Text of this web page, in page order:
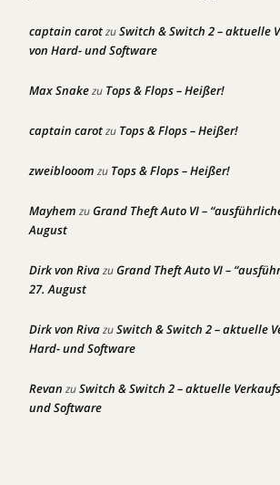
captain carotzuSwitch & Switch 2 – aktuelle
von Hard- und Software
Max Snakezu Tops & Flops – Heißer!
captain carotzu Tops & Flops – Heißer!
zweiblooom zu Tops & Flops – Heißer!
Mayhem zuGrand Theft Auto VI –
August
Dirk von RivazuGrand Theft Auto VI –
27. August
Dirk von RivazuSwitch & Switch 2 – aktuelle
Hard- und Software
Revan zuSwitch & Switch 2 – aktuelle
und Software